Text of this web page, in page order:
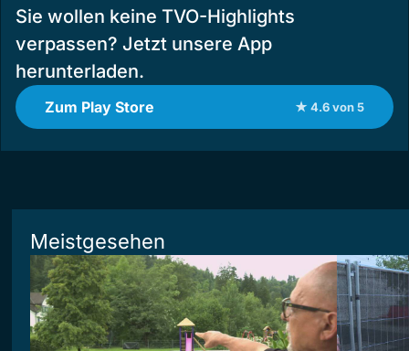
Sie wollen keine TVO-Highlights
verpassen? Jetzt unsere App
herunterladen.
Zum Play Store ★ 4.6 von 5
Meistgesehen